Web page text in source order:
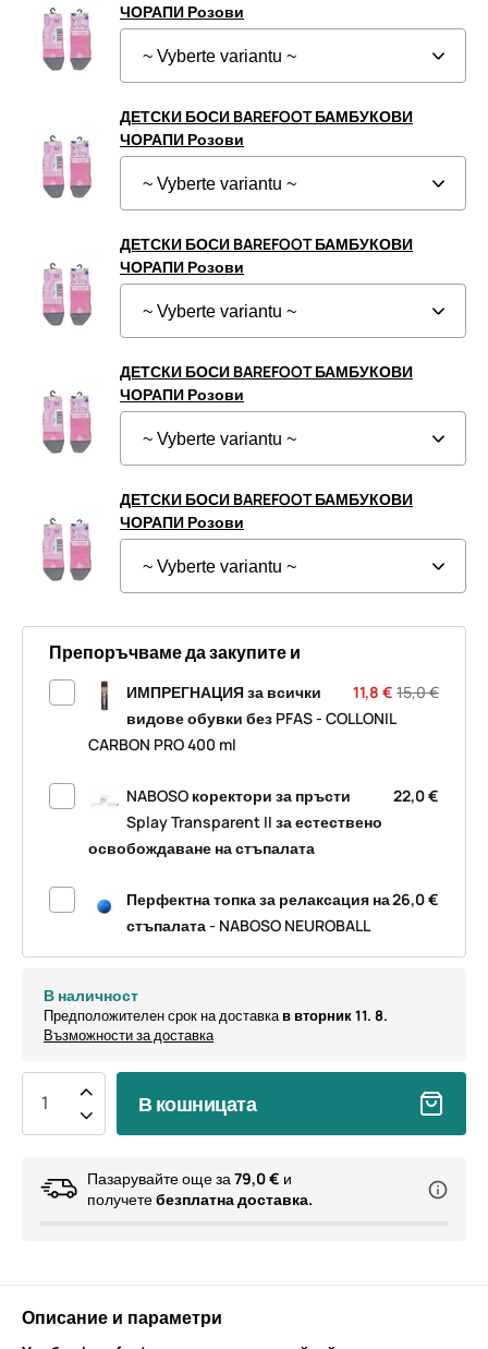
ЧОРАПИ Розови
ДЕТСКИ БОСИ BAREFOOT БАМБУКОВИ
ЧОРАПИ Розови
ДЕТСКИ БОСИ BAREFOOT БАМБУКОВИ
ЧОРАПИ Розови
ДЕТСКИ БОСИ BAREFOOT БАМБУКОВИ
ЧОРАПИ Розови
ДЕТСКИ БОСИ BAREFOOT БАМБУКОВИ
ЧОРАПИ Розови
Препоръчваме да закупите и
11,8 € 15,0 €
ИМПРЕГНАЦИЯ за всички
видове обувки без PFAS - COLLONIL
CARBON PRO 400 ml
22,0 €
NABOSO коректори за пръсти
Splay Transparent II за естествено
освобождаване на стъпалата
26,0 €
Перфектна топка за релаксация на
стъпалата - NABOSO NEUROBALL
В наличност
Предположителен срок на доставкав вторник 11. 8.
Възможности за доставка
В кошницата
Пазарувайте още за79,0 € и
получетебезплатна доставка.
Описание и параметри